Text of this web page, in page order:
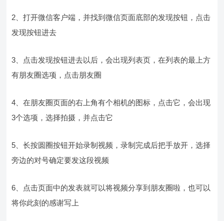
2、打开微信客户端，并找到微信页面底部的发现按钮，点击
发现按钮进去
3、点击发现按钮进去以后，会出现列表页，在列表的最上方
有朋友圈选项，点击朋友圈
4、在朋友圈页面的右上角有个相机的图标，点击它，会出现
3个选项，选择拍摄，并点击它
5、长按圆圈按钮开始录制视频，录制完成后把手放开，选择
旁边的对号确定要发这段视频
6、点击页面中的发表就可以将视频分享到朋友圈啦，也可以
将你此刻的感谢写上